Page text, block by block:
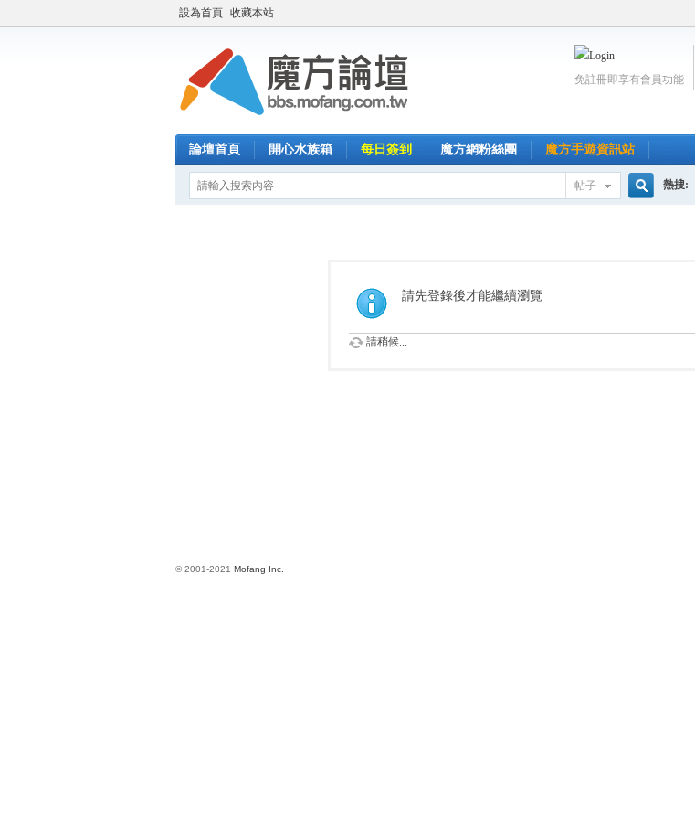
設為首頁 收藏本站
免註冊即享有會員功能
論壇首頁 開心水族箱 每日簽到 魔方網粉絲團 魔方手遊資訊站
帖子 熱搜:
請先登錄後才能繼續瀏覽
請稍候...
© 2001-2021 Mofang Inc.